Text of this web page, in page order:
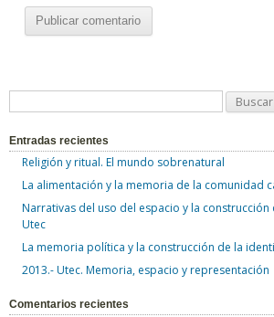
sEntradas recientes
Religión y ritual. El mundo sobrenatural
La alimentación y la memoria de la comunidad
Narrativas del uso del espacio y la
Utec
La memoria política y la construcción de la
2013.- Utec. Memoria, espacio y representación
Comentarios recientes